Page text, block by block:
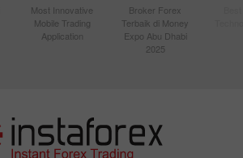
Most Innovative
Mobile Trading
Application
Broker Forex
Terbaik di Money
Expo Abu Dhabi
2025